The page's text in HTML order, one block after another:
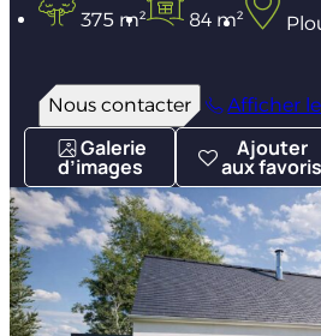
375 m² 84 m²
Nous contacter Afficher
Galerie
d’images
Ajouter
aux favoris